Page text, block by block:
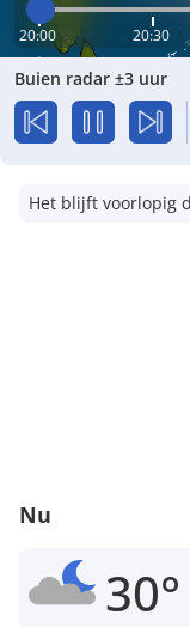
20:00 20:30
Buien radar ±3 uur
Het blijft voorlopig
Nu
30°